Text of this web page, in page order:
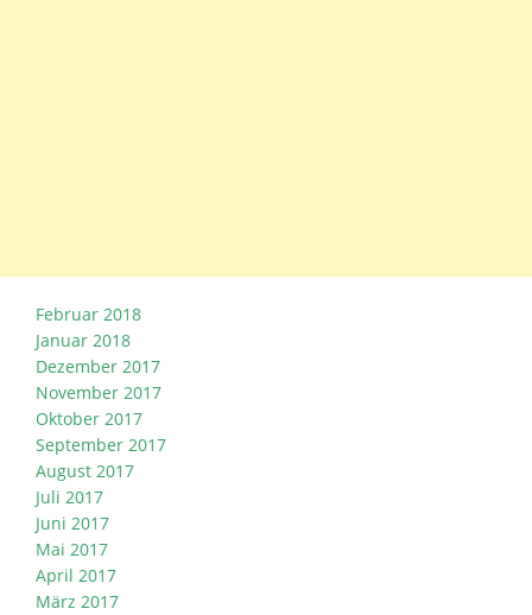
Februar 2018
Januar 2018
Dezember 2017
November 2017
Oktober 2017
September 2017
August 2017
Juli 2017
Juni 2017
Mai 2017
April 2017
März 2017